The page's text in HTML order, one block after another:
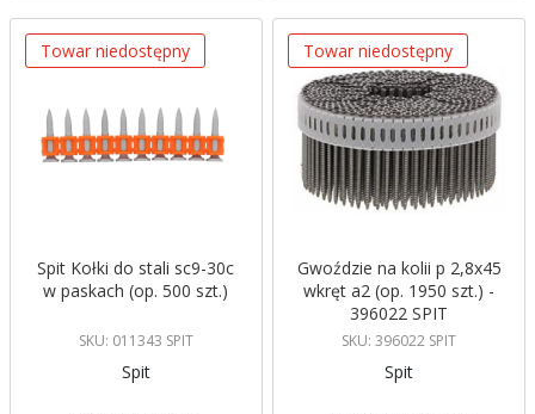
Towar niedostępny
Spit Kołki do stali sc9-30c
w paskach (op. 500 szt.)
SKU: 011343 SPIT
Spit
Towar niedostępny
Gwoździe na kolii p 2,8x45
wkręt a2 (op. 1950 szt.) -
396022 SPIT
SKU: 396022 SPIT
Spit